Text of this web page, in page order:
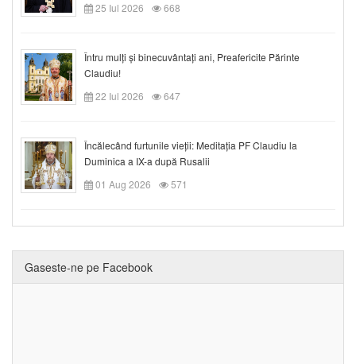
25 Iul 2026
668
Întru mulți și binecuvântați ani, Preafericite Părinte
Claudiu!
22 Iul 2026
647
Încălecând furtunile vieții: Meditația PF Claudiu la
Duminica a IX-a după Rusalii
01 Aug 2026
571
Gaseste-ne pe Facebook